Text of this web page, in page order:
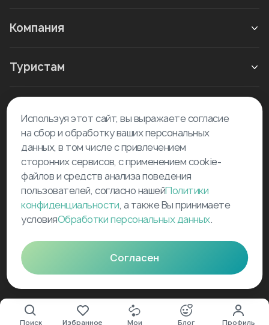
Поиск Избранное Мои Блог Профиль
Компания
Туристам
Новое в блоге
©2026Tourselfer
support@tourselfer.com
Карта сайта
Используя этот сайт, вы выражаете согласие
на сбор и обработку ваших персональных
данных, в том числе с привлечением
сторонних сервисов, с применением cookie-
файлов и средств анализа поведения
пользователей, согласно нашейПолитики
конфиденциальности, а также Вы принимаете
условияОбработки персональных данных.
Согласен